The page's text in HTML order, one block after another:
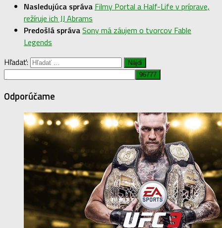
Nasledujúca správa Filmy Portal a Half-Life v príprave,
režíruje ich JJ Abrams
Predošlá správaSony má záujem o tvorcov Fable
Legends
Hľadať:
Odporúčame